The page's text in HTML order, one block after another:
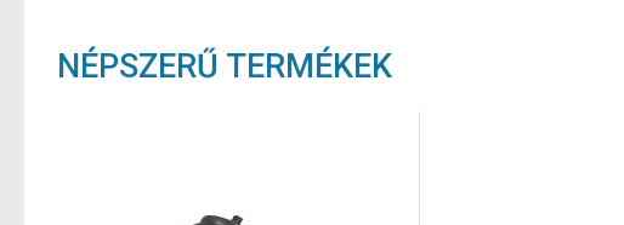
NÉPSZERŰ TERMÉKEK